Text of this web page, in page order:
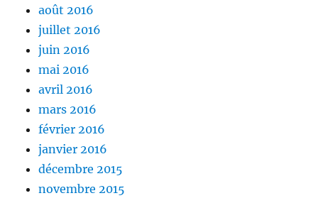
août 2016
juillet 2016
juin 2016
mai 2016
avril 2016
mars 2016
février 2016
janvier 2016
décembre 2015
novembre 2015